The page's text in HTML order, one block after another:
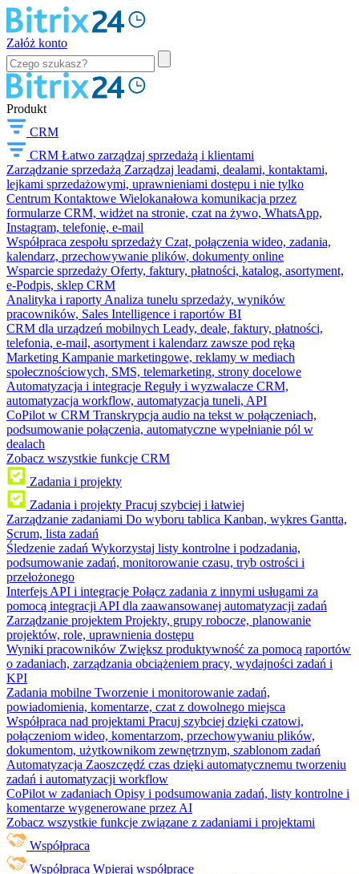
Załóż konto
Produkt
CRM
CRM Łatwo zarządzaj sprzedażą i klientami
Zarządzanie sprzedażą Zarządzaj leadami, dealami, kontaktami,
lejkami sprzedażowymi, uprawnieniami dostępu i nie tylko
Centrum Kontaktowe Wielokanałowa komunikacja przez
formularze CRM, widżet na stronie, czat na żywo, WhatsApp,
Instagram, telefonię, e-mail
Współpraca zespołu sprzedaży Czat, połączenia wideo, zadania,
kalendarz, przechowywanie plików, dokumenty online
Wsparcie sprzedaży Oferty, faktury, płatności, katalog, asortyment,
e-Podpis, sklep CRM
Analityka i raporty Analiza tunelu sprzedaży, wyników
pracowników, Sales Intelligence i raportów BI
CRM dla urządzeń mobilnych Leady, deale, faktury, płatności,
telefonia, e-mail, asortyment i kalendarz zawsze pod ręką
Marketing Kampanie marketingowe, reklamy w mediach
społecznościowych, SMS, telemarketing, strony docelowe
Automatyzacja i integracje Reguły i wyzwalacze CRM,
automatyzacja workflow, automatyzacja tuneli, API
CoPilot w CRM Transkrypcja audio na tekst w połączeniach,
podsumowanie połączenia, automatyczne wypełnianie pól w
dealach
Zobacz wszystkie funkcje CRM
Zadania i projekty
Zadania i projekty Pracuj szybciej i łatwiej
Zarządzanie zadaniami Do wyboru tablica Kanban, wykres Gantta,
Scrum, lista zadań
Śledzenie zadań Wykorzystaj listy kontrolne i podzadania,
podsumowanie zadań, monitorowanie czasu, tryb ostrości i
przełożonego
Interfejs API i integracje Połącz zadania z innymi usługami za
pomocą integracji API dla zaawansowanej automatyzacji zadań
Zarządzanie projektem Projekty, grupy robocze, planowanie
projektów, role, uprawnienia dostępu
Wyniki pracowników Zwiększ produktywność za pomocą raportów
o zadaniach, zarządzania obciążeniem pracy, wydajności zadań i
KPI
Zadania mobilne Tworzenie i monitorowanie zadań,
powiadomienia, komentarze, czat z dowolnego miejsca
Współpraca nad projektami Pracuj szybciej dzięki czatowi,
połączeniom wideo, komentarzom, przechowywaniu plików,
dokumentom, użytkownikom zewnętrznym, szablonom zadań
Automatyzacja Zaoszczędź czas dzięki automatycznemu tworzeniu
zadań i automatyzacji workflow
CoPilot w zadaniach Opisy i podsumowania zadań, listy kontrolne i
komentarze wygenerowane przez AI
Zobacz wszystkie funkcje związane z zadaniami i projektami
Współpraca
Współpraca Wpieraj współpracę